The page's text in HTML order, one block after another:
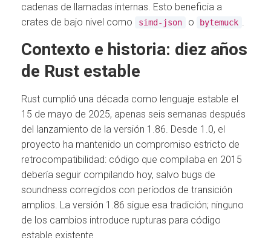
cadenas de llamadas internas. Esto beneficia a
crates de bajo nivel como
simd-json o bytemuck .
Contexto e historia: diez años
de Rust estable
Rust cumplió una década como lenguaje estable el
15 de mayo de 2025, apenas seis semanas después
del lanzamiento de la versión 1.86. Desde 1.0, el
proyecto ha mantenido un compromiso estricto de
retrocompatibilidad: código que compilaba en 2015
debería seguir compilando hoy, salvo bugs de
soundness corregidos con períodos de transición
amplios. La versión 1.86 sigue esa tradición; ninguno
de los cambios introduce rupturas para código
estable existente.